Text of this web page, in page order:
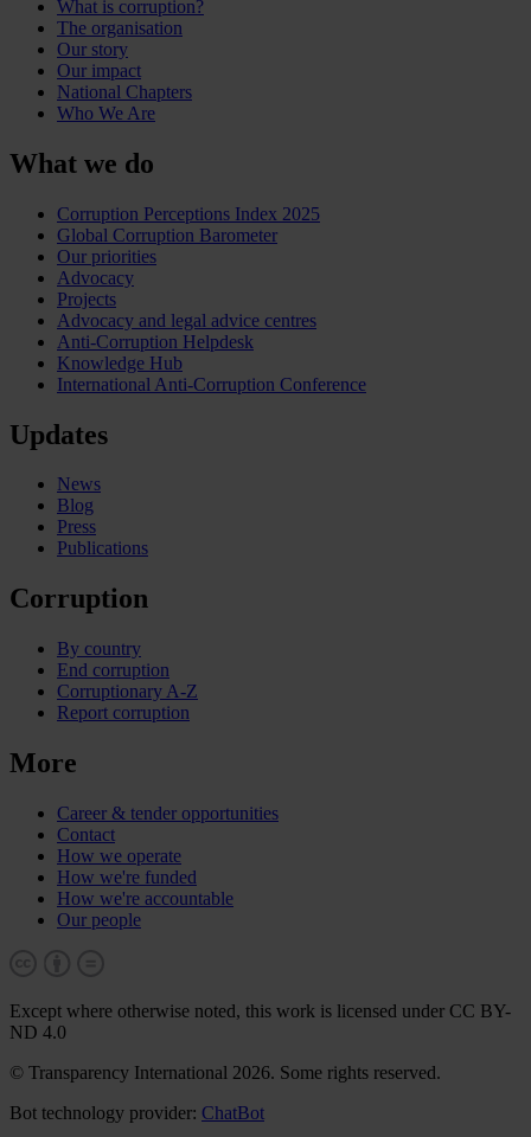
What is corruption?
The organisation
Our story
Our impact
National Chapters
Who We Are
What we do
Corruption Perceptions Index 2025
Global Corruption Barometer
Our priorities
Advocacy
Projects
Advocacy and legal advice centres
Anti-Corruption Helpdesk
Knowledge Hub
International Anti-Corruption Conference
Updates
News
Blog
Press
Publications
Corruption
By country
End corruption
Corruptionary A-Z
Report corruption
More
Career & tender opportunities
Contact
How we operate
How we're funded
How we're accountable
Our people
Except where otherwise noted, this work is licensed under CC BY-
ND 4.0
© Transparency International 2026. Some rights reserved.
Bot technology provider: ChatBot